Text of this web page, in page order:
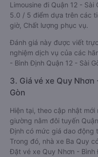
Limousine đi Quận 12 -
5.0 / 5 điểm dựa trên các
giờ, Chất lượng phục vụ.
Đánh giá này được viết
nghiệm dịch vụ của các
- Bình Định Quận 12 - Sài
3. Giá vé xe Quy
Gòn
Hiện tại, theo cập nhật
giường nằm đôi tuyến
Định có mức giá dao
Trong đó, nhà xe Ba Quy
Đặt vé xe Quy Nhơn - Bình